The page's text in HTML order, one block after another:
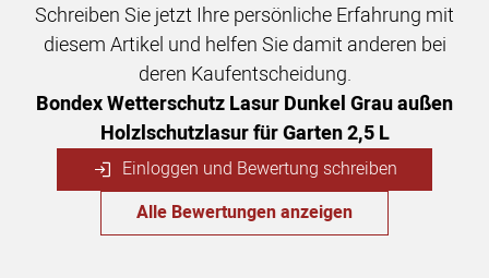
Schreiben Sie jetzt Ihre persönliche Erfahrung mit
diesem Artikel und helfen Sie damit anderen bei
deren Kaufentscheidung.
Bondex Wetterschutz Lasur Dunkel Grau außen
Holzlschutzlasur für Garten 2,5 L
Einloggen und Bewertung schreiben
Alle Bewertungen anzeigen